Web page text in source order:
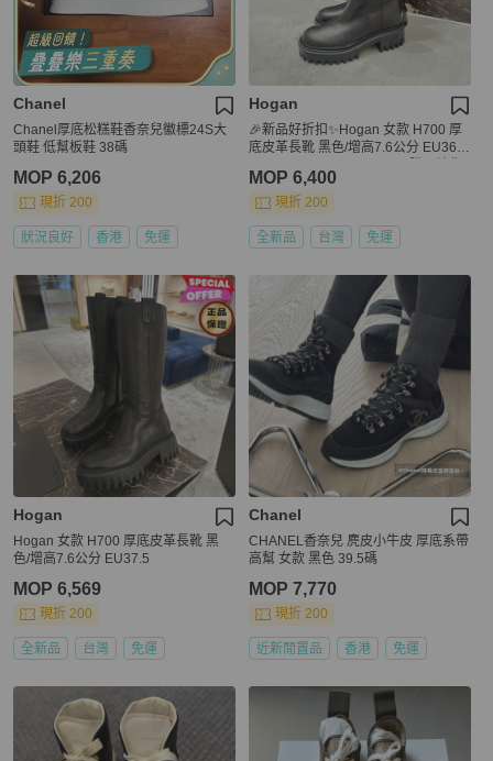
Chanel
Chanel厚底松糕鞋香奈兒徽標24S大
頭鞋 低幫板鞋 38碼
MOP 6,206
現折 200
狀況良好 香港 免運
Hogan
🎉新品好折扣✨Hogan 女款 H700 厚
底皮革長靴 黑色/增高7.6公分 EU36/3
知所需尺寸)
MOP 6,400
現折 200
全新品 台灣 免運
Hogan
Hogan 女款 H700 厚底皮革長靴 黑
色/增高7.6公分 EU37.5
MOP 6,569
現折 200
全新品 台灣 免運
Chanel
CHANEL香奈兒 麂皮小牛皮 厚底系帶
高幫 女款 黑色 39.5碼
MOP 7,770
現折 200
近新閒置品 香港 免運